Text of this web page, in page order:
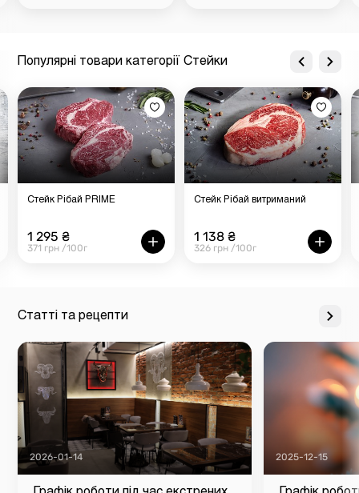
Популярні товари категорії Стейки
Стейк Рібай PRIME
1 295 ₴
371 грн /100г
Стейк Рібай витриманий
1 138 ₴
326 грн /100г
Статті та рецепти
2026-01-14 2025-12-15